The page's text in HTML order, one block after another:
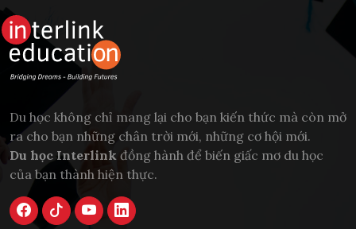
Du học không chỉ mang lại cho bạn kiến thức mà còn mở
ra cho bạn những chân trời mới, những cơ hội mới.
Du học Interlink đồng hành để biến giấc mơ du học
của bạn thành hiện thực.